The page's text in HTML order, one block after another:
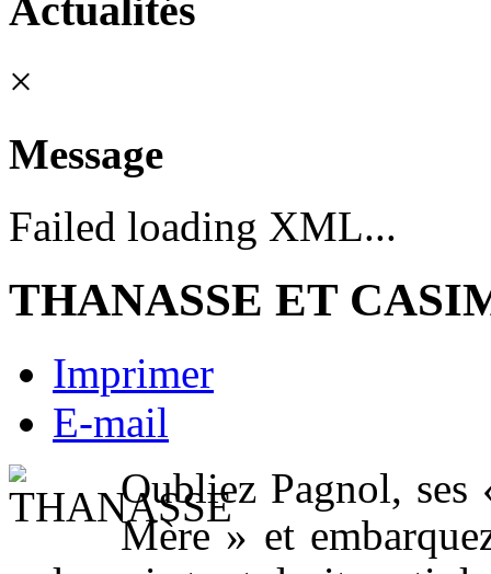
Actualités
×
Message
Failed loading XML...
THANASSE ET
Imprimer
E-mail
Oubliez Pagnol, ses
Mère » et